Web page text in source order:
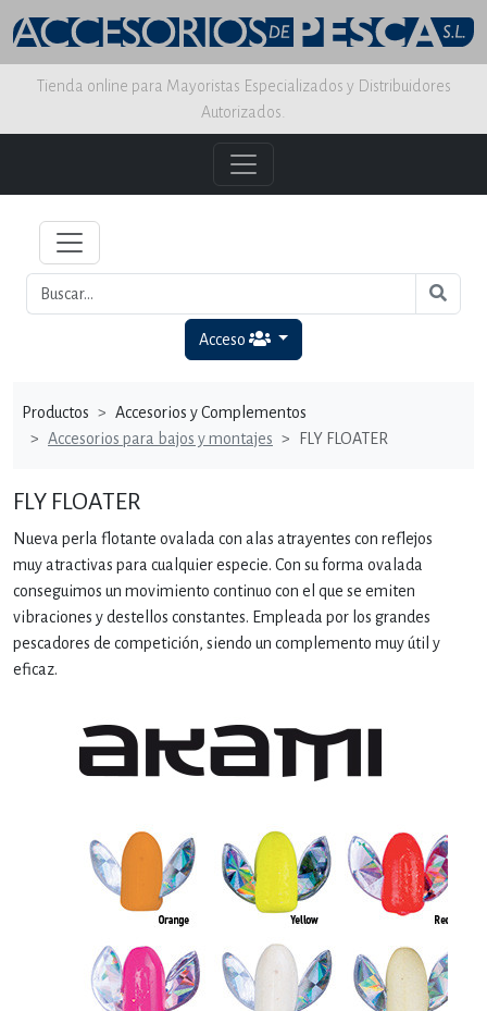
Tienda online para Mayoristas Especializados y Distribuidores
Autorizados.
Acceso
Productos
Accesorios y Complementos
Accesorios para bajos y montajes
FLY FLOATER
FLY FLOATER
Nueva perla flotante ovalada con alas atrayentes con reflejos
muy atractivas para cualquier especie. Con su forma ovalada
conseguimos un movimiento continuo con el que se emiten
vibraciones y destellos constantes. Empleada por los grandes
pescadores de competición, siendo un complemento muy útil y
eficaz.